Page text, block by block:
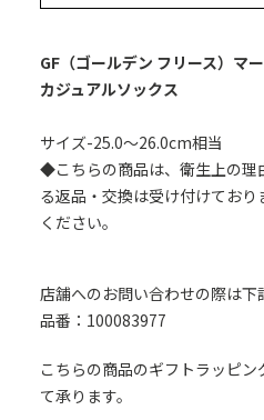
GF（ゴールデン フリース）マ
カジュアルソックス
サイズ-25.0～26.0cm相当
◆こちらの商品は、衛生上の理
る返品・交換は受け付けてお
ください。
店舗へのお問い合わせの際は下
品番：100083977
こちらの商品のギフトラッピン
て承ります。